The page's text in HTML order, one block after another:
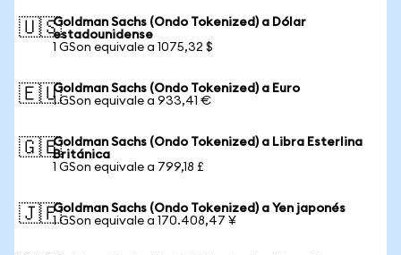
🇺🇸Goldman Sachs (Ondo Tokenized) a Dólar
estadounidense
1 GSon equivale a 1075,32 $
🇪🇺Goldman Sachs (Ondo Tokenized) a Euro
1 GSon equivale a 933,41 €
🇬🇧Goldman Sachs (Ondo Tokenized) a Libra Esterlina
Británica
1 GSon equivale a 799,18 £
🇯🇵Goldman Sachs (Ondo Tokenized) a Yen japonés
1 GSon equivale a 170.408,47 ¥